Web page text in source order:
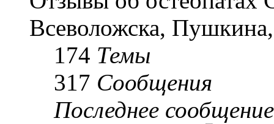
Всеволожска,
174 Темы
317 Сообщения
Последнее сообщение